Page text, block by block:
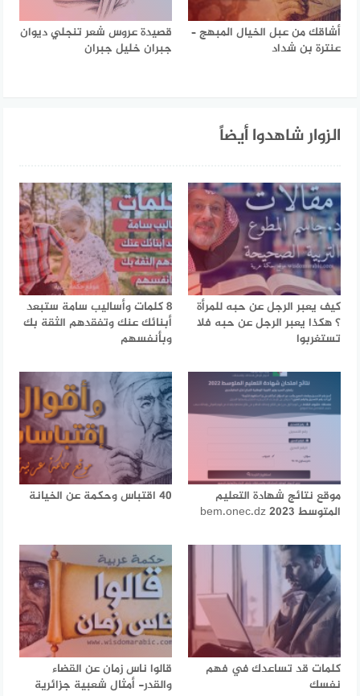
أشاقك من عبل الخيال المبهج –
عنترة بن شداد
قصيدة عروس شعر تنجلي ديوان
جبران خليل جبران
الزوار شاهدوا أيضاً
كيف يعبر الرجل عن حبه للمرأة
؟ هكذا يعبر الرجل عن حبه فلا
تستغربوا
8 كلمات وأساليب سامة ستبعد
أبنائك عنك وتفقدهم الثقة بك
وبأنفسهم
موقع نتائج شهادة التعليم
المتوسط 2023 bem.onec.dz
40 اقتباس وحكمة عن الخيانة
كلمات قد تساعدك في فهم
نفسك
قالوا ناس زمان عن القضاء
والقدر- أمثال شعبية جزائرية